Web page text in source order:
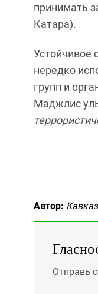
принимать
Катара).
Устойчивое
нередко
групп и
Маджлис
Автор:
Отправь